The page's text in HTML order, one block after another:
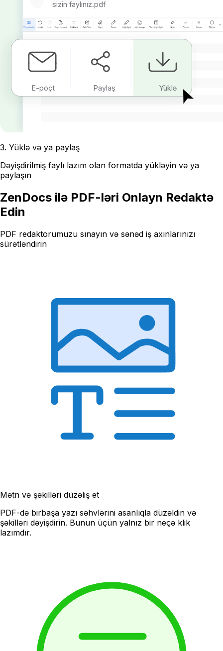
sizin faylınız.pdf
E-poçt Paylaş Yüklə
3. Yüklə və ya paylaş
Dəyişdirilmiş faylı lazım olan formatda yükləyin və ya
paylaşın
ZenDocs ilə PDF-ləri Onlayn Redaktə
Edin
PDF redaktorumuzu sınayın və sənəd iş axınlarınızı
sürətləndirin
Mətn və şəkilləri düzəliş et
PDF-də birbaşa yazı səhvlərini asanlıqla düzəldin və
şəkilləri dəyişdirin. Bunun üçün yalnız bir neçə klik
lazımdır.